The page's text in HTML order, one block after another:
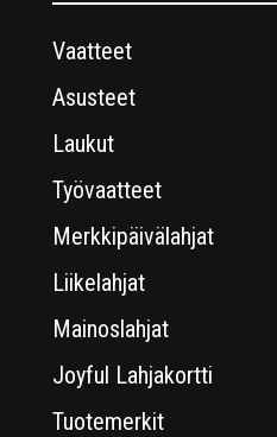
Vaatteet
Asusteet
Laukut
Työvaatteet
Merkkipäivälahjat
Liikelahjat
Mainoslahjat
Joyful Lahjakortti
Tuotemerkit